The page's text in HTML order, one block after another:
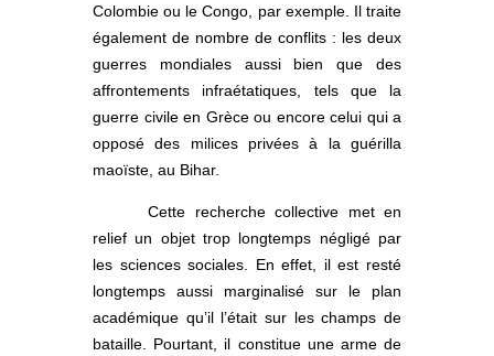
Colombie ou le Congo, par exemple. Il traite
également de nombre de conflits : les deux
guerres mondiales aussi bien que des
affrontements infraétatiques, tels que la
guerre civile en Grèce ou encore celui qui a
opposé des milices privées à la guérilla
maoïste, au Bihar.
Cette recherche collective met en
relief un objet trop longtemps négligé par
les sciences sociales. En effet, il est resté
longtemps aussi marginalisé sur le plan
académique qu’il l’était sur les champs de
bataille. Pourtant, il constitue une arme de